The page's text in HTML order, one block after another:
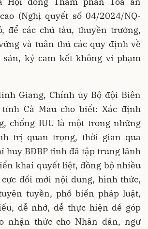
(Nghị quyết số 04/2024/NQ-
để các chủ tàu, thuyền trưởng,
và tuân thủ các quy định về
ký cam kết không vi phạm
Giang, Chính ủy Bộ đội Biên
tỉnh Cà Mau cho biết: Xác định
chống IUU là một trong những
trị quan trọng, thời gian qua
huy BĐBP tỉnh đã tập trung lãnh
khai quyết liệt, đồng bộ nhiều
đổi mới nội dung, hình thức,
tuyền, phổ biến pháp luật,
dễ nhớ, dễ thực hiện để góp
nhận thức cho Nhân dân, ngư